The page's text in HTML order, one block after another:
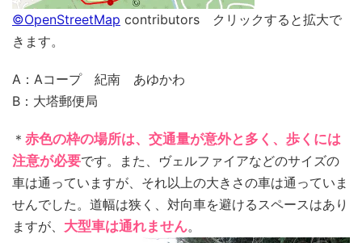
©OpenStreetMap contributors クリックすると拡大で
きます。
A：Aコープ 紀南 あゆかわ
B：大塔郵便局
＊ 赤色の枠の場所は、交通量が意外と多く、歩くには
注意が必要です。また、ヴェルファイアなどのサイズの
車は通っていますが、それ以上の大きさの車は通っていま
せんでした。道幅は狭く、対向車を避けるスペースはあり
ますが、 大型車は通れません。